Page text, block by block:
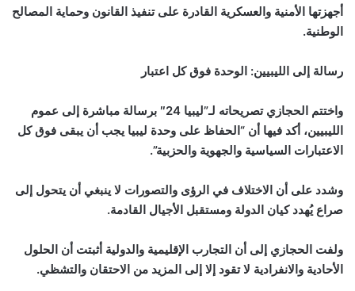
أجهزتها الأمنية والعسكرية القادرة على تنفيذ القانون وحماية المصالح
الوطنية.
رسالة إلى الليبيين: الوحدة فوق كل اعتبار
واختتم الحجازي تصريحاته لـ”ليبيا 24″ برسالة مباشرة إلى عموم
الليبيين، أكد فيها أن “الحفاظ على وحدة ليبيا يجب أن يبقى فوق كل
الاعتبارات السياسية والجهوية والحزبية”.
وشدد على أن الاختلاف في الرؤى والتصورات لا ينبغي أن يتحول إلى
صراع يُهدد كيان الدولة ومستقبل الأجيال القادمة.
ولفت الحجازي إلى أن التجارب الإقليمية والدولية أثبتت أن الحلول
الأحادية والانفرادية لا تقود إلا إلى المزيد من الاحتقان والتشظي.